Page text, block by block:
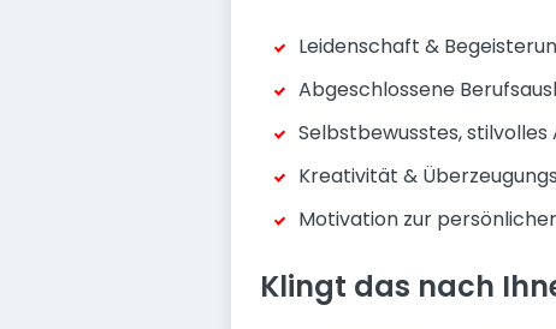
Leidenschaft &
Abgeschlossene
Selbstbewusstes,
Kreativität &
Motivation zur
Klingt das nach